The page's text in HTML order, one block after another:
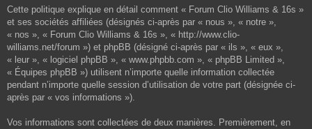
Cette politique explique en détail comment « Forum Clio Williams & 16s »
et ses sociétés affiliées (désignés ci-après par « nous », « notre »,
« nos », « Forum Clio Williams & 16s », « http://www.clio-
williams.net/forum ») et phpBB (désigné ci-après par « ils », « eux »,
« leur », « logiciel phpBB », « www.phpbb.com », « phpBB Limited »,
« Équipes phpBB ») utilisent n’importe quelle information collectée
pendant n’importe quelle session d’utilisation de votre part (désignée ci-
après par « vos informations »).
Vos informations sont collectées de deux manières. Premièrement, en